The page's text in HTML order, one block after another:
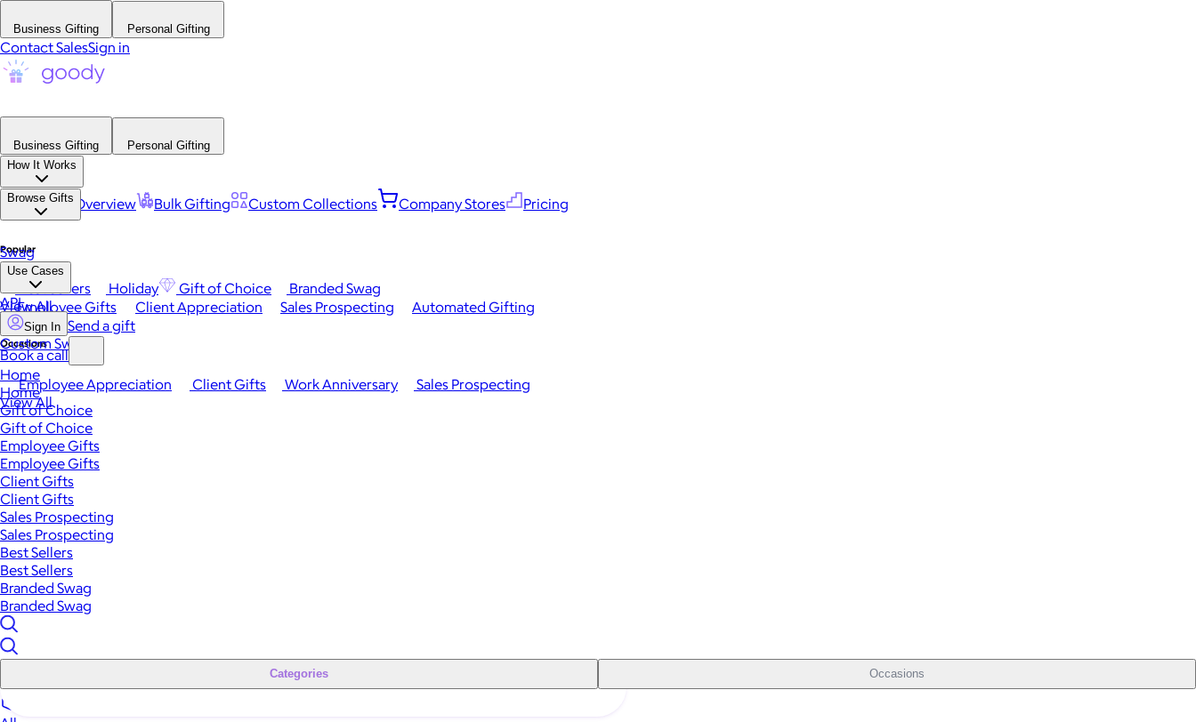
Business Gifting Personal Gifting
Contact SalesSign in
Business Gifting
Personal Gifting
How It Works
Platform Overview Bulk Gifting Custom Collections Company Stores Pricing
Browse Gifts
Popular
Best Sellers Holiday Gift of Choice
Branded Swag
View All
Occasions
Employee Appreciation Client Gifts Work Anniversary
Sales Prospecting
View All
Swag
Use Cases
Employee Gifts Client Appreciation Sales Prospecting Automated Gifting
Custom Swag
API
Sign In Send a gift
Book a call
Home
Home
Gift of Choice
Gift of Choice
Employee Gifts
Employee Gifts
Client Gifts
Client Gifts
Sales Prospecting
Sales Prospecting
Best Sellers
Best Sellers
Branded Swag
Branded Swag
Categories Occasions